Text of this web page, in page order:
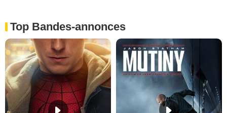
Top Bandes-annonces